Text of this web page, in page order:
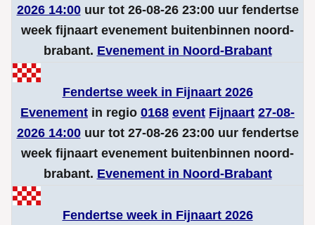
2026 14:00uur tot 26-08-26 23:00 uur fendertse
week fijnaart evenement buitenbinnen noord-
brabant. Evenement in Noord-Brabant
Fendertse week in Fijnaart 2026
Evenement in regio 0168 event Fijnaart 27-08-
2026 14:00uur tot 27-08-26 23:00 uur fendertse
week fijnaart evenement buitenbinnen noord-
brabant. Evenement in Noord-Brabant
Fendertse week in Fijnaart 2026